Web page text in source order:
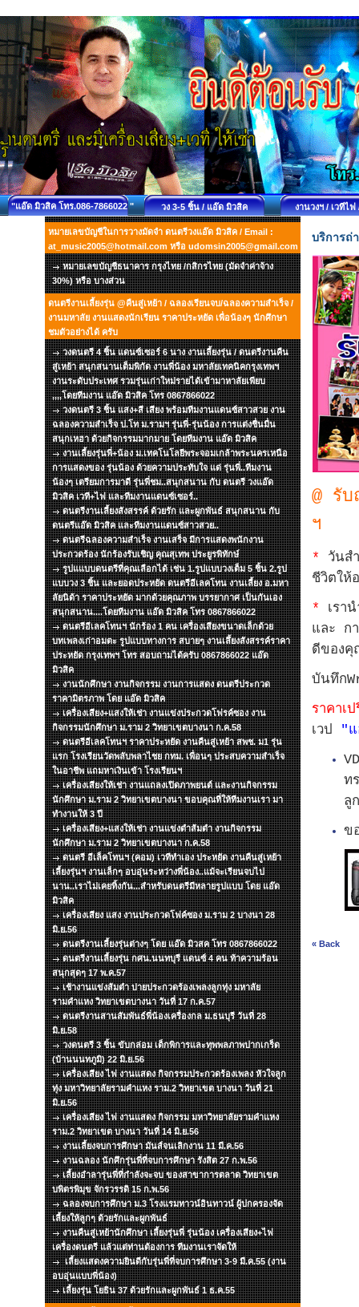
"แอ๊ด มิวสิค โทร.086-7866022 " วง 3-5 ชิ้น / แอ๊ด มิวสิค งานวงฯ / เวทีไ
หมายเลขบัญชีในการวางมัดจำ ดนตรีวงแอ๊ด มิวสิค / Email :
at_music2005@hotmail.com หรือ udomsin2005@gmail.com
หมายเลขบัญชีธนาคาร กรุงไทย /กสิกรไทย (มัดจำค่าจ้าง
30%) หรือ บางส่วน
ดนตรีงานเลี้ยงรุ่น @คืนสู่เหย้า / ฉลองเรียนจบ/ฉลองความสำเร็จ /
งานมหาลัย งานแสดงนักเรียน ราคาประหยัด เพื่อน้องๆ นักศึกษา
ชมตัวอย่างได้ ครับ
วงดนตรี 4 ชิ้น แดนซ์เซอร์ 6 นาง งานเลี้ยงรุ่น / ดนตรีงานคืน
สู่เหย้า สนุกสนานเต็มพิกัด งานพี่น้อง มหาลัยเทคนิคกรุงเทพฯ
งานระดับประเทศ รวมรุ่นเก่าใหม่รายได้เข้ามาหาลัยเพียบ
,,,,โดยทีมงาน แอ๊ด มิวสิค โทร 0867866022
วงดนตรี 3 ชิ้น แสง+สี เสียง พร้อมทีมงานแดนซ์สาวสวย งาน
ฉลองความสำเร็จ ป.โท ม.รามฯ รุ่นพี่-รุ่นน้อง การแต่งชื่นมื่น
สนุกเหฮา ด้วยกิจกรรมมากมาย โดยทีมงาน แอ๊ด มิวสิค
งานเลี้ยงรุ่นพี่+น้อง ม.เทคโนโลยีพระจอมเกล้าพระนครเหนือ
การแสดงของ รุ่นน้อง ด้วยความประทับใจ แด่ รุ่นพี่..ทีมงาน
น้องๆ เตรียมการมาดี รุ่นพี่ชม..สนุกสนาน กับ ดนตรี วงแอ๊ด
มิวสิค เวที+ไฟ และทีมงานแดนซ์เซอร์..
ดนตรีงานเลี้ยงสังสรรค์ ด้วยรัก และผูกพันธ์ สนุกสนาน กับ
ดนตรีแอ๊ด มิวสิค และทีมงานแดนซ์สาวสวย..
ดนตรีฉลองความสำเร็จ งานเสร็จ มีการแสดงพนักงาน
ประกวดร้อง นักร้องรับเชิญ คุณสุเทพ ประยูรพิทักษ์
รูปแแบบดนตรีที่คุณเลือกได้ เช่น 1.รูปแบบวงเต็ม 5 ชิ้น 2.รูป
แบบวง 3 ชิ้น และยอดประหยัด ดนตรีอีเลคโทน งานเลี้ยง อ.มหา
ลัยนิด้า ราคาประหยัด มากด้วยคุณภาพ บรรยากาศ เป็นกันเอง
สนุกสนาน....โดยทีมงาน แอ๊ด มิวสิค โทร 0867866022
ดนตรีอีเลคโทนฯ นักร้อง 1 คน เครื่องเสียงขนาดเล็กด้วย
บทเพลงเก่าอมตะ รูปแบบทางการ สบายๆ งานเลึ้ยงสังสรรค์ราคา
ประหยัด กรุงเทพฯ โทร สอบถามได้ครับ 0867866022 แอ๊ด
มิวสิค
งานนักศึกษา งานกิจกรรม งานการแสดง ดนตรีประกวด
ราคามิตรภาพ โดย แอ๊ด มิวสิค
เครื่องเสียง+แสงให้เช่า งานแข่งประกวดโฟรค์ซอง งาน
กิจกรรมนักศึกษา ม.ราม 2 วิทยาเขตบางนา ก.ค.58
ดนตรีอีเลคโทนฯ ราคาประหยัด งานคืนสู่เหย้า สพช. ม1 รุ่น
แรก โรงเรียนวัดพลับพลาไชย กทม. เพื่อนๆ ประสบความสำเร็จ
ในอาชีพ แถมหาเงินเข้า โรงเรียนฯ
เครื่องเสียงให้เช่า งานแถลงเปิดภาพยนต์ และงานกิจกรรม
นักศึกษา ม.ราม 2 วิทยาเขตบางนา ขอบคุณที่ให้ทีมงานเรา มา
ทำงานให้ 3 ปี
เครื่องเสียง+แสงให้เช่า งานแข่งตำส้มตำ งานกิจกรรม
นักศึกษา ม.ราม 2 วิทยาเขตบางนา ก.ค.58
ดนตรี อีเล็คโทนฯ (คอม) เวทีทำเอง ประหยัด งานคืนสู่เหย้า
เลี้ยงรุ่นฯ งานเล็กๆ อบอุ่นระหว่างพี่น้อง..แม้จะเรียนจบไป
นาน..เราไม่เคยทิ้งกัน...สำหรับดนตรีมีหลายรูปแบบ โดย แอ๊ด
มิวสิค
เครื่องเสียง แสง งานประกวดโฟค์ซอง ม.ราม 2 บางนา 28
มิ.ย.56
ดนตรีงานเลี้ยงรุ่นต่างๆ โดย แอ๊ด มิวสค โทร 0867866022
ดนตรีงานเลี้ยงรุ่น กศน.นนทบุรี แดนซ์ 4 คน ท้าความร้อน
สนุกสุดๆ 17 พ.ค.57
เช้างานแข่งส้มตำ บ่ายประกวดร้องเพลงลูกทุ่ง มหาลัย
รามคำแหง วิทยาเขตบางนา วันที่ 17 ก.ค.57
ดนตรีงานสานสัมพันธ์พี่น้องเครื่องกล ม.ธนบุรี วันที่ 28
มิ.ย.58
วงดนตรี 3 ชิ้น ขับกล่อม เด็กพิการและทุพพลภาพปากเกร็ด
(บ้านนนทภูมิ) 22 มิ.ย.56
เครื่องเสียง ไฟ งานแสดง กิจกรรมประกวดร้องเพลง หัวใจลูก
ทุ่ง มหาวิทยาลัยรามคำแหง ราม.2 วิทยาเขต บางนา วันที่ 21
มิ.ย.56
เครื่องเสียง ไฟ งานแสดง กิจกรรม มหาวิทยาลัยรามคำแหง
ราม.2 วิทยาเขต บางนา วันที่ 14 มิ.ย.56
งานเลี้ยงจบการศึกษา มันส์จนเลิกงาน 11 มี.ค.56
งานฉลอง นักศึกรุ่นพี่ที่จบการศึกษา รังสิต 27 ก.พ.56
เลี้ยงอำลารุ่นพี่ที่กำลังจะจบ ของสาขาการตลาด วิทยาเขต
บพิตรพิมุข จักรวรรดิ 15 ก.พ.56
ฉลองจบการศึกษา ม.3 โรงแรมทาวน์อินทาวน์ ผู้ปกครองจัด
เลี้ยงให้ลูกๆ ด้วยรักและผูกพันธ์
งานคืนสู่เหย้านักศึกษา เลี้ยงรุ่นพี่ รุ่นน้อง เครื่องเสียง+ไฟ
เครื่องดนตรี แล้วแต่ท่านต้องการ ทีมงานเราจัดให้
เลี้ยงแสดงความยินดีกับรุ่นพี่ที่จบการศึกษา 3-9 มี.ค.55 (งาน
อบอุ่นแบบพี่น้อง)
เลี้ยงรุ่น โยธิน 37 ด้วยรักและผูกพันธ์ 1 ธ.ค.55
บริการถ่
@ รั
ฯ
*
วันส
ชีวิตให้
*
เรา
และ ก
ดีของ
บันทึก
ราคาเ
เวป "
ท
ลู
ข
« Back